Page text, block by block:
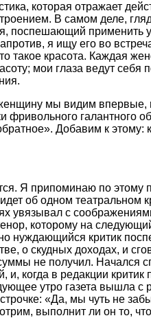
которая отражает
В самом деле,
поспешающий применить
я ищу его во
такое красота. Каждая
мои глаза ведут себя
мы видим
фривольного галантного
Добавим к
Я припоминаю по этому
об одном театральном
увязывал с
которому на
нуждающийся критик
о скудных доходах, и
не получил. Начался
когда в редакции критик
утро газета вышла с
«Да, мы чуть не
выполнит ли он то,